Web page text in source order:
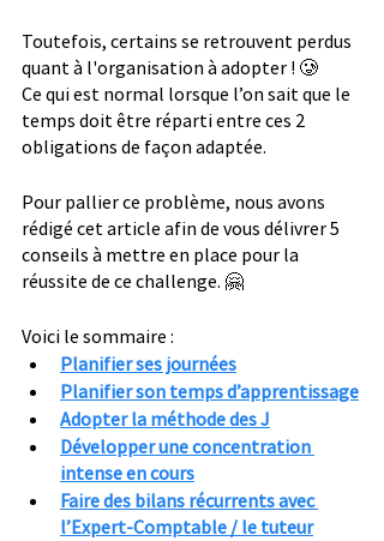
Toutefois, certains se retrouvent perdus
quant à l'organisation à adopter ! 🥲
Ce qui est normal lorsque l’on sait que le
temps doit être réparti entre ces 2
obligations de façon adaptée.
Pour pallier ce problème, nous avons
rédigé cet article afin de vous délivrer 5
conseils à mettre en place pour la
réussite de ce challenge. 🤗
Voici le sommaire :
Planifier ses journées
Planifier son temps d’apprentissage
Adopter la méthode des J
Développer une concentration
intense en cours
Faire des bilans récurrents avec
l’Expert-Comptable / le tuteur